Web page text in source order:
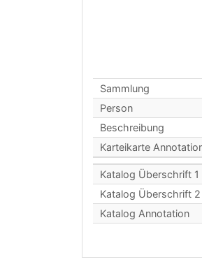
Sammlung
Person
Beschreibung
Karteikarte
Katalog Überschrift 1
Katalog Überschrift 2
Katalog Annotation